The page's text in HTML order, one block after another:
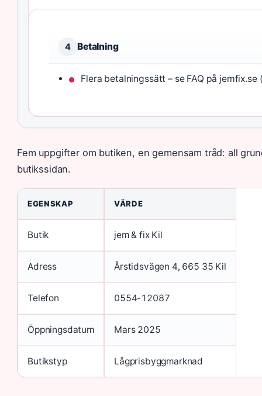
4 Betalning
Flera betalningssätt – se FAQ på jemfix.se
Fem uppgifter om butiken, en gemensam tråd: all
butikssidan.
EGENSKAP VÄRDE
Butik jem & fix Kil
Adress Årstidsvägen 4, 665 35 Kil
Telefon 0554-12087
Öppningsdatum Mars 2025
Butikstyp Lågprisbyggmarknad